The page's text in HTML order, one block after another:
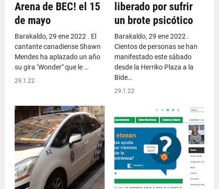
Arena de BEC! el 15
de mayo
Barakaldo, 29 ene 2022 . El
cantante canadiense Shawn
Mendes ha aplazado un año
su gira ‘Wonder" que le …
29.1.22
liberado por sufrir
un brote psicótico
Barakaldo, 29 ene 2022 .
Cientos de personas se han
manifestado este sábado
desde la Herriko Plaza a la
Bide…
29.1.22